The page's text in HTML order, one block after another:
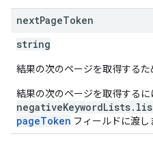
nextPageToken
string
結果の次のページを取得するた
結果の次のページを取得する
pageToken フィールドに渡し